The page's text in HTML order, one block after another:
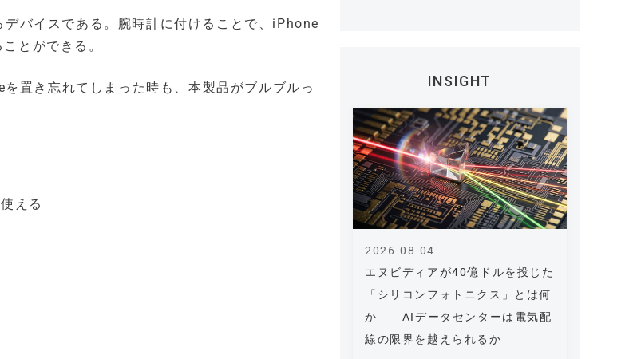
バイスである。腕時計に付けることで、iPhone
とができる。
置き忘れてしまった時も、本製品がブルブルっ
える
INSIGHT
エヌビディアが40億ドルを投じた
「シリコンフォトニクス」とは何
か ―AIデータセンターは電気配
線の限界を越えられるか
2026-08-04